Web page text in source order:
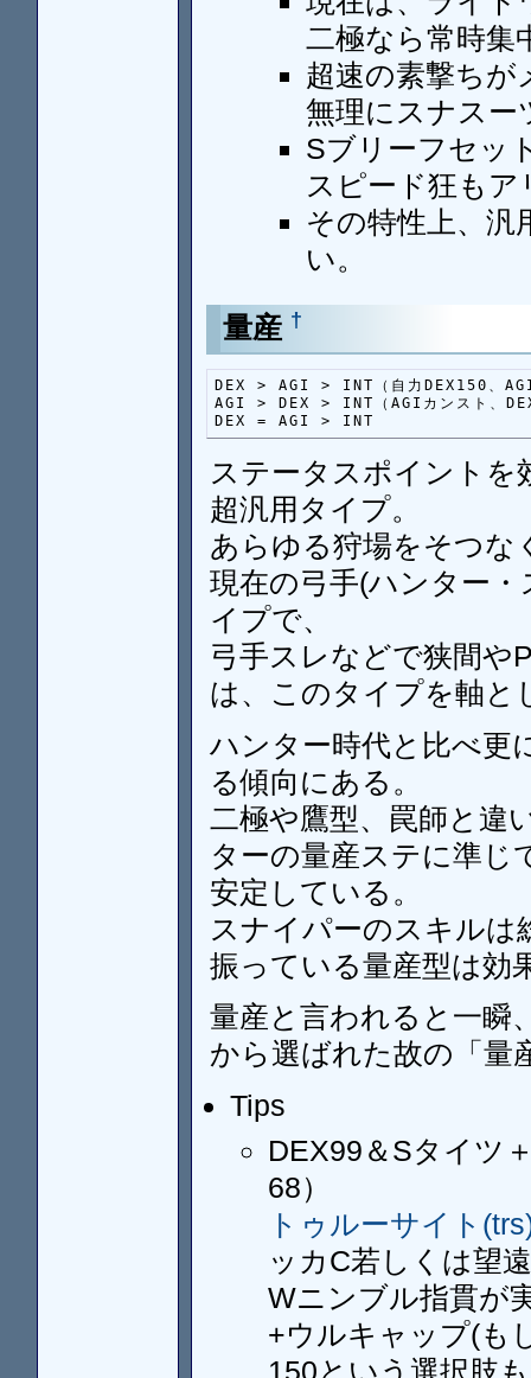
二極なら常時集
超速の素撃ちが
無理にスナスー
Sブリーフセッ
スピード狂もア
その特性上、汎
い。
量産 †
DEX > AGI > INT（自力DEX150、
AGI > DEX > INT（AGIカンスト、
DEX = AGI > INT
ステータスポイントを
超汎用タイプ。
あらゆる狩場をそつな
現在の弓手(ハンター
イプで、
弓手スレなどで狭間や
は、このタイプを軸と
ハンター時代と比べ更
る傾向にある。
二極や鷹型、罠師と違
ターの量産ステに準じ
安定している。
スナイパーのスキルは
振っている量産型は効
量産と言われると一瞬
から選ばれた故の「量
Tips
DEX99＆Sタイツ
68）
トゥルーサイト
ッカC若しくは望
Wニンブル指貫が
+ウルキャップ(も
150という選択肢